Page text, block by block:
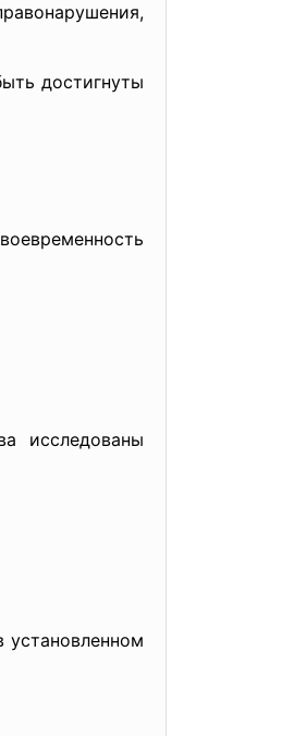
достигнуты
исследованы